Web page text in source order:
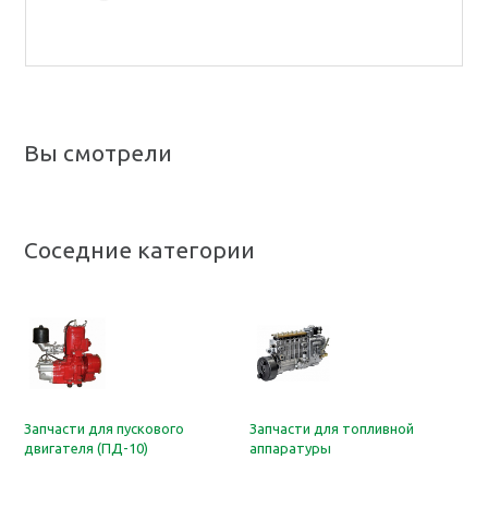
Вы смотрели
Соседние категории
Запчасти для пускового
двигателя (ПД-10)
Запчасти для топливной
аппаратуры